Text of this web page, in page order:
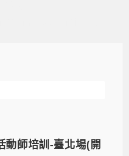
動師培訓-臺北場(開